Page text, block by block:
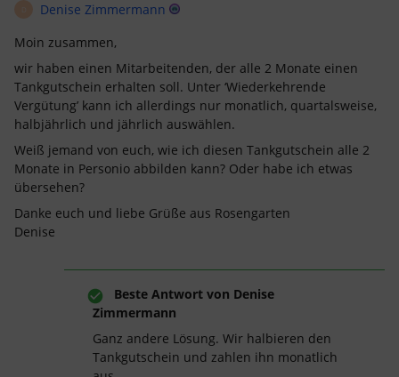
Denise Zimmermann
Moin zusammen,
wir haben einen Mitarbeitenden, der alle 2 Monate einen
Tankgutschein erhalten soll. Unter ‘Wiederkehrende
Vergütung’ kann ich allerdings nur monatlich, quartalsweise,
halbjährlich und jährlich auswählen.
Weiß jemand von euch, wie ich diesen Tankgutschein alle 2
Monate in Personio abbilden kann? Oder habe ich etwas
übersehen?
Danke euch und liebe Grüße aus Rosengarten
Denise
Beste Antwort von Denise
Zimmermann
Ganz andere Lösung. Wir halbieren den
Tankgutschein und zahlen ihn monatlich